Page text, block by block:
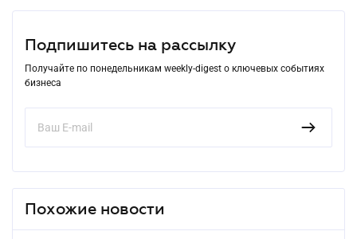
Подпишитесь на рассылку
Получайте по понедельникам weekly-digest о ключевых событиях
бизнеса
Похожие новости